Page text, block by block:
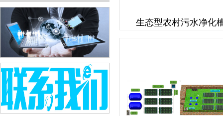
生态型农村污水净化